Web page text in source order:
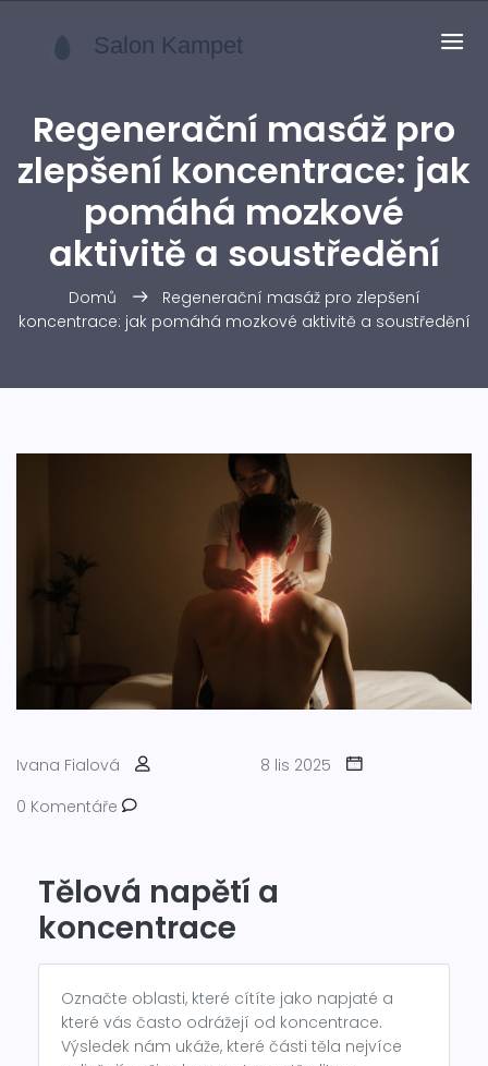
Regenerační masáž pro
zlepšení koncentrace: jak
pomáhá mozkové
aktivitě a soustředění
Domů
Regenerační masáž pro zlepšení
koncentrace: jak pomáhá mozkové aktivitě a soustředění
Ivana Fialová
8 lis 2025
0 Komentáře
Tělová napětí a
koncentrace
Označte oblasti, které cítíte jako napjaté a
které vás často odrážejí od koncentrace.
Výsledek nám ukáže, které části těla nejvíce